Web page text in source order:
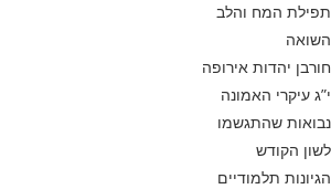
תפילת המח והלב
השואה
חורבן יהדות אירופה
י”ג עיקרי האמונה
נבואות שהתגשמו
לשון הקודש
הגיונות תלמודיים